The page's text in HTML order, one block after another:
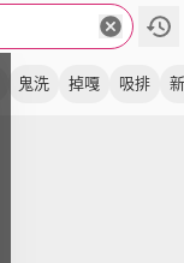
鬼洗 掉嘎 吸排